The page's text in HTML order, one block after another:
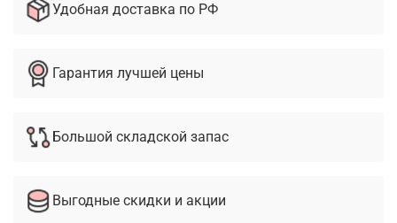
Удобная доставка по РФ
Гарантия лучшей цены
Большой складской запас
Выгодные скидки и акции